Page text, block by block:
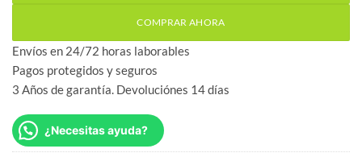
COMPRAR AHORA
Envíos en 24/72 horas laborables
Pagos protegidos y seguros
3 Años de garantía. Devoluciónes 14 días
¿Necesitas ayuda?